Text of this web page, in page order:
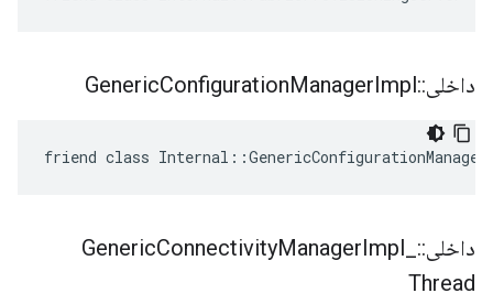
داخلی::
GenericConfigurationManagerImpl
friend class
داخلی::
GenericConnectivityManagerImpl
Thread